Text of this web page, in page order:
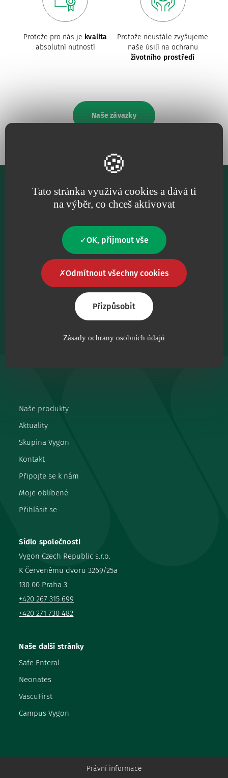
Tato stránka využívá cookies a dává ti
na výběr, co chceš aktivovat
OK, přijmout vše
Odmítnout všechny cookies
Přizpůsobit
Zásady ochrany osobních údajů
Protože pro nás je kvalita
absolutní nutností
Protože neustále zvyšujeme
naše úsilí na ochranu
životního prostředí
Naše závazky
Naším hlavním cílem je poskytovat zdravotnickým
pracovníkům špičkové zdravotnické prostředky.
Sídlo společnosti
Vygon Czech Republic s.r.o.
K Červenému dvoru 3269/25a
130 00 Praha 3
+420 267 315 699
+420 271 730 482
Naše produkty
Aktuality
Skupina Vygon
Kontakt
Připojte se k nám
Moje oblíbené
Přihlásit se
Naše další stránky
Safe Enteral
Neonates
VascuFirst
Campus Vygon
facebookinstagramlinkedinyoutube
Právní informace